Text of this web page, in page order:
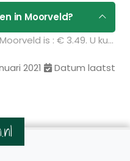
in Moorveld?
De prijs voor 1 m² gras in Moorveld is : € 3.49. U kunt deze graszoden bestellen via de volgende link:
2021
Datum laatst